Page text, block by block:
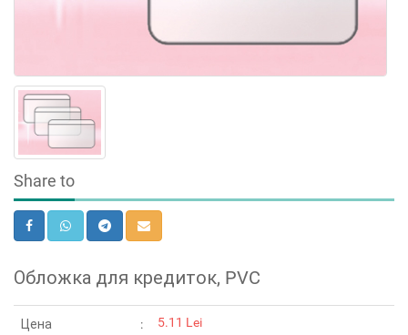
Share to
Обложка для кредиток, PVC
Цена 5.11 Lei